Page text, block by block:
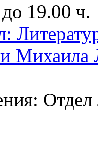
19.00 ч.
Михаила
Отдел